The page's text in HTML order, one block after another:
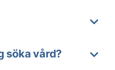
söka vård?